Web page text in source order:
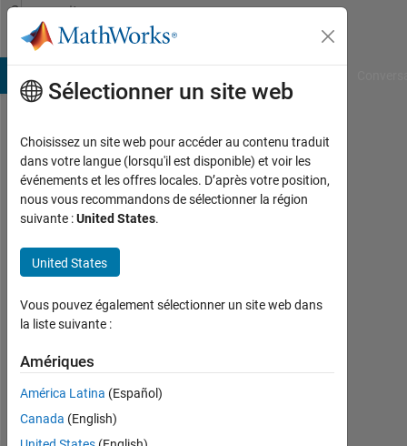
Passer au contenu
Community
Profile
Mohamed
Actif
depuis
2023
Followers:
Following:
Follow
Sélectionner un site web
Choisissez un site web pour accéder au contenu traduit
dans votre langue (lorsqu'il est disponible) et voir les
événements et les offres locales. D’après votre position,
nous vous recommandons de sélectionner la région
suivante :United States.
United States
Vous pouvez également sélectionner un site web dans
la liste suivante :
Amériques
América Latina (Español)
Canada (English)